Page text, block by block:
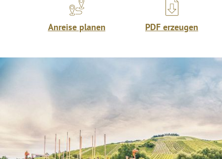
Anreise planen PDF erzeugen